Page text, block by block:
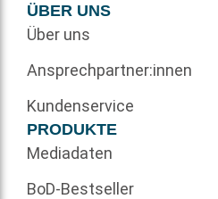
ÜBER UNS
Über uns
Ansprechpartner:innen
Kundenservice
PRODUKTE
Mediadaten
BoD-Bestseller